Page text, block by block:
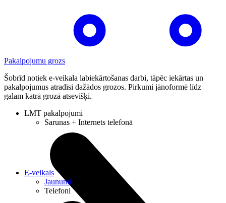
Pakalpojumu grozs
Šobrīd notiek e-veikala labiekārtošanas darbi, tāpēc iekārtas un
pakalpojumus atradīsi dažādos grozos. Pirkumi jānoformē līdz
galam katrā grozā atsevišķi.
LMT pakalpojumi
Sarunas + Internets telefonā
E-veikals
Jaunumi
Telefoni